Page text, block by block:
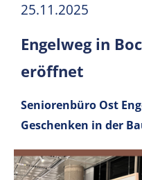
25.11.2025
Engelweg in
eröffnet
Seniorenbüro Ost
Geschenken in der